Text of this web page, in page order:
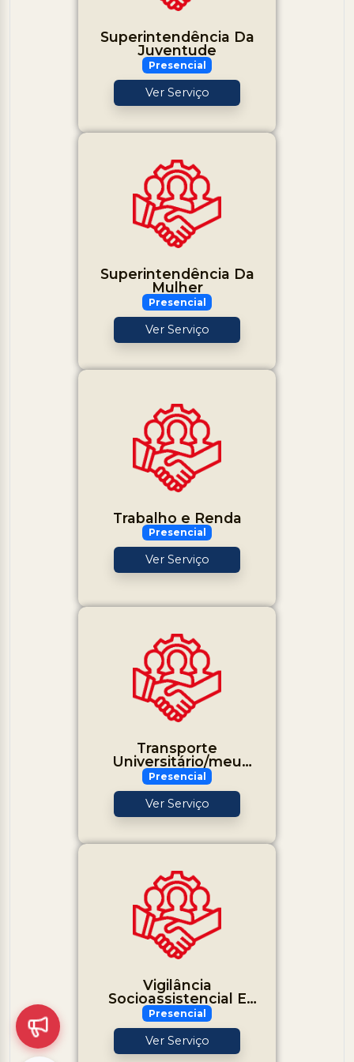
Superintendência Da
Juventude
Presencial
Ver Serviço
Superintendência Da
Mulher
Presencial
Ver Serviço
Trabalho e Renda
Presencial
Ver Serviço
Transporte
Universitário/meu
Transporte/van Social
Presencial
Ver Serviço
Vigilância
Socioassistencial E
Gestão Do Trabalho
Presencial
Ver Serviço